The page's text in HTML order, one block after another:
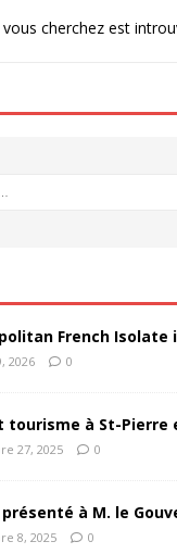
cherchez est
French Isolate
2026 0
tourisme à St-Pierre
27, 2025 0
à M. le
8, 2025 0